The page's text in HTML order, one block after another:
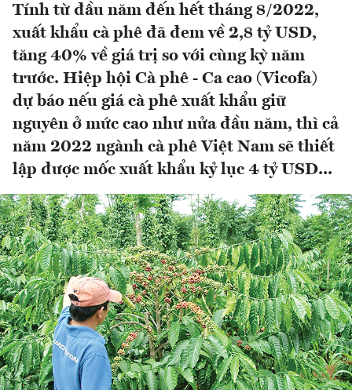
Tính từ đầu năm đến hết tháng 8/2022,
xuất khẩu cà phê đã đem về 2,8 tỷ USD,
tăng 40% về giá trị so với cùng kỳ năm
trước. Hiệp hội Cà phê - Ca cao (Vicofa)
dự báo nếu giá cà phê xuất khẩu giữ
nguyên ở mức cao như nửa đầu năm, thì cả
năm 2022 ngành cà phê Việt Nam sẽ thiết
lập được mốc xuất khẩu kỷ lục 4 tỷ USD...